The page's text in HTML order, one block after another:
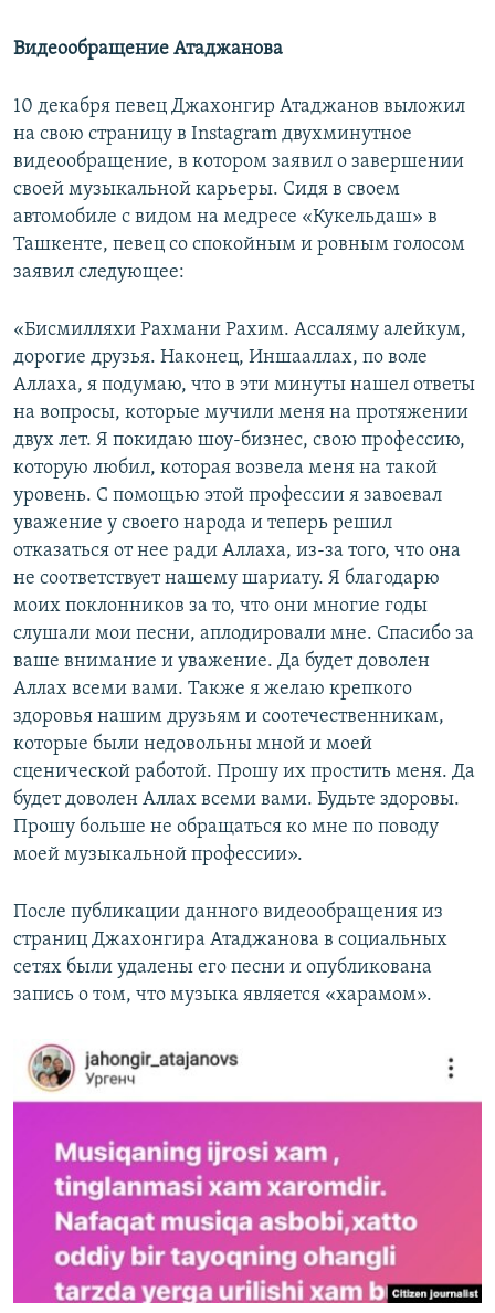
Видеообращение Атаджанова
10 декабря певец Джахонгир Атаджанов выложил
на свою страницу в Instagram двухминутное
видеообращение, в котором заявил о завершении
своей музыкальной карьеры. Сидя в своем
автомобиле с видом на медресе «Кукельдаш» в
Ташкенте, певец со спокойным и ровным голосом
заявил следующее:
«Бисмилляхи Рахмани Рахим. Ассаляму алейкум,
дорогие друзья. Наконец, Иншааллах, по воле
Аллаха, я подумаю, что в эти минуты нашел ответы
на вопросы, которые мучили меня на протяжении
двух лет. Я покидаю шоу-бизнес, свою профессию,
которую любил, которая возвела меня на такой
уровень. С помощью этой профессии я завоевал
уважение у своего народа и теперь решил
отказаться от нее ради Аллаха, из-за того, что она
не соответствует нашему шариату. Я благодарю
моих поклонников за то, что они многие годы
слушали мои песни, аплодировали мне. Спасибо за
ваше внимание и уважение. Да будет доволен
Аллах всеми вами. Также я желаю крепкого
здоровья нашим друзьям и соотечественникам,
которые были недовольны мной и моей
сценической работой. Прошу их простить меня. Да
будет доволен Аллах всеми вами. Будьте здоровы.
Прошу больше не обращаться ко мне по поводу
моей музыкальной профессии».
После публикации данного видеообращения из
страниц Джахонгира Атаджанова в социальных
сетях были удалены его песни и опубликована
запись о том, что музыка является «харамом».